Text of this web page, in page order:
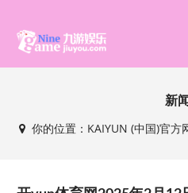
新
你的位置： KAIYUN (中国)官方